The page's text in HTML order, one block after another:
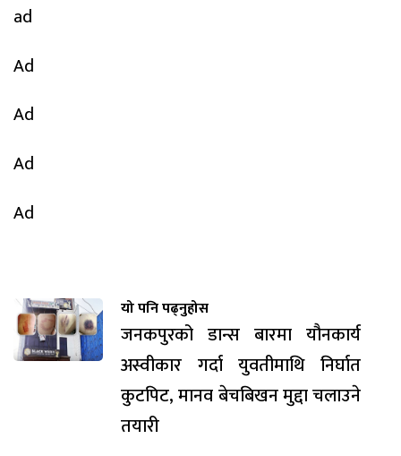
ad
Ad
Ad
Ad
Ad
यो पनि पढ्नुहोस
जनकपुरको डान्स बारमा यौनकार्य
अस्वीकार गर्दा युवतीमाथि निर्घात
कुटपिट, मानव बेचबिखन मुद्दा चलाउने
तयारी